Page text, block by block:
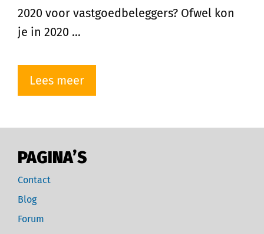
2020 voor vastgoedbeleggers? Ofwel kon
je in 2020 …
Lees meer
PAGINA’S
Contact
Blog
Forum